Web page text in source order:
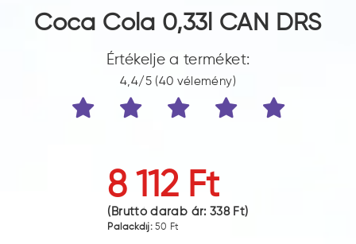
Coca Cola 0,33l CAN DRS
Értékelje a terméket:
4,4/5 (40 vélemény)
8 112 Ft
(Bruttó darab ár: 338 Ft)
Palackdíj:50 Ft